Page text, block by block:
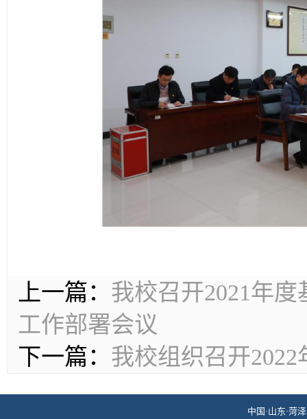
上一篇： 我校召开2021年
工作部署会议
下一篇： 我校组织召开
中国·山东·菏